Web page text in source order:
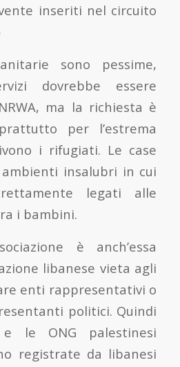
inseriti nel circuito
sono pessime,
dovrebbe essere
ma la richiesta è
per l’estrema
i rifugiati. Le case
insalubri in cui
legati alle
i bambini.
è anch’essa
libanese vieta agli
enti rappresentativi o
politici. Quindi
e le ONG palestinesi
registrate da libanesi